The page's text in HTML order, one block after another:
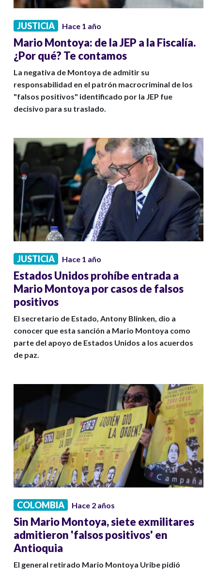
JUSTICIA Hace 1 año
Mario Montoya: de la JEP a la Fiscalía.
¿Por qué? Te contamos
La negativa de Montoya de admitir su
responsabilidad en el patrón macrocriminal de los
"falsos positivos" identificado por la JEP fue
decisivo para su traslado.
JUSTICIA Hace 1 año
Estados Unidos prohíbe entrada a
Mario Montoya por casos de falsos
positivos
El secretario de Estado, Antony Blinken, dio a
conocer que esta sanción a Mario Montoya como
parte del apoyo de Estados Unidos a los acuerdos
de paz.
COLOMBIA Hace 2 años
Sin Mario Montoya, siete exmilitares
admitieron 'falsos positivos' en
Antioquia
El general retirado Mario Montoya Uribe pidió